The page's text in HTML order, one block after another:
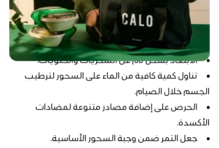
الابتعاد بشكل تام عن السكريات والحلويات.
تناول كمية كافية من الماء على السحور لترطيب
الجسم خلال الصيام.
الحرص على إضافة مصادر متنوعة لمضادات
الأكسدة.
جعل التمر ضمن وجبة السحور الأساسية.